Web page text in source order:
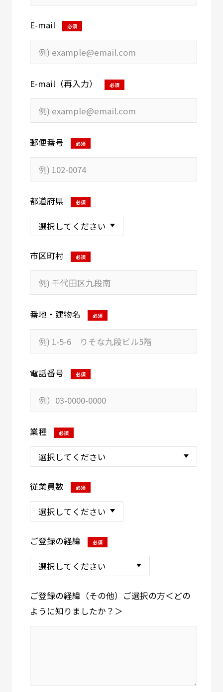
E-mail 必須
E-mail（再入力） 必須
郵便番号 必須
都道府県 必須
市区町村 必須
番地・建物名 必須
電話番号 必須
業種 必須
従業員数 必須
ご登録の経緯 必須
ご登録の経緯（その他）ご選択の方＜どの
ように知りましたか？＞